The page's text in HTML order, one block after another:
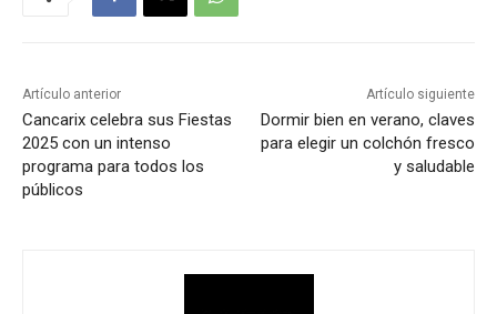
Artículo anterior
Cancarix celebra sus Fiestas
2025 con un intenso
programa para todos los
públicos
Artículo siguiente
Dormir bien en verano, claves
para elegir un colchón fresco
y saludable